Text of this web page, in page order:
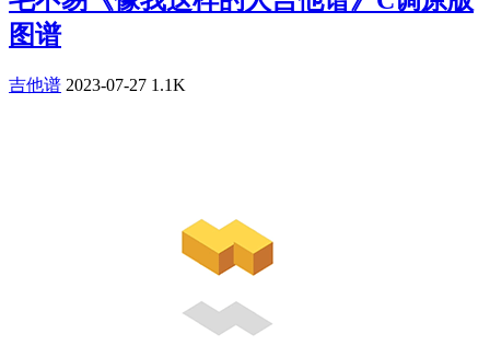
图谱
吉他谱 2023-07-27 1.1K